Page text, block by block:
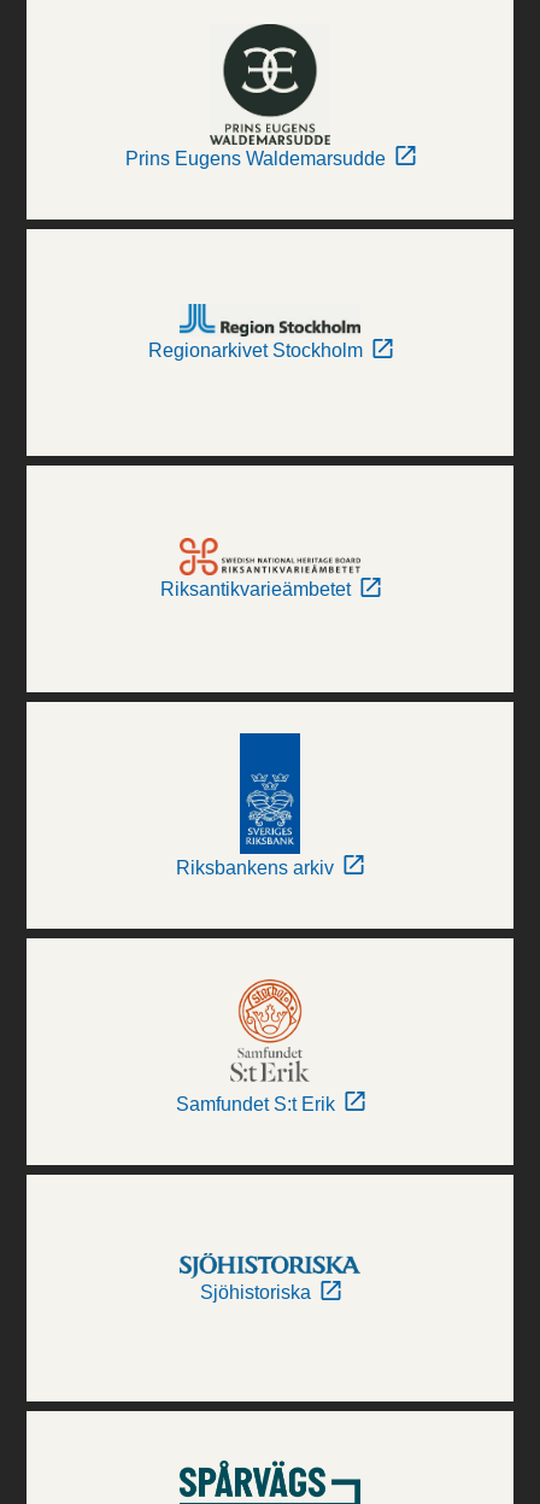
Prins Eugens Waldemarsudde
Regionarkivet Stockholm
Riksantikvarieämbetet
Riksbankens arkiv
Samfundet S:t Erik
Sjöhistoriska